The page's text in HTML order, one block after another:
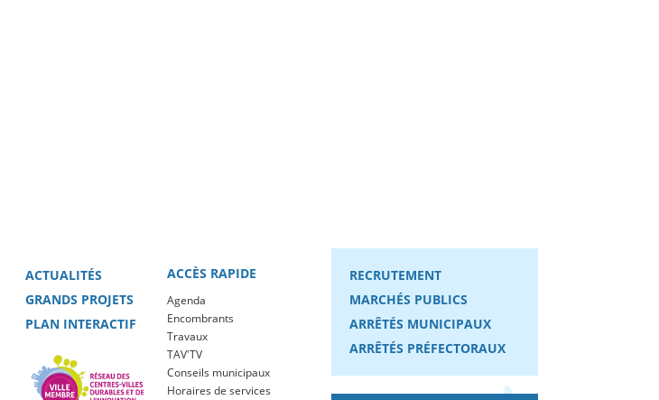
ACTUALITÉS
GRANDS PROJETS
PLAN INTERACTIF
ACCÈS RAPIDE
Agenda
Encombrants
Travaux
TAV'TV
Conseils municipaux
Horaires de services
RECRUTEMENT
MARCHÉS PUBLICS
ARRÊTÉS MUNICIPAUX
ARRÊTÉS PRÉFECTORAUX